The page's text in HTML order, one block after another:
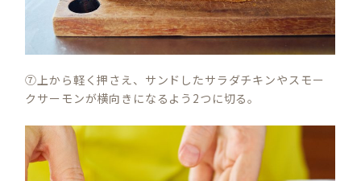
⑦上から軽く押さえ、サンドしたサラダチキンやスモー
クサーモンが横向きになるよう2つに切る。